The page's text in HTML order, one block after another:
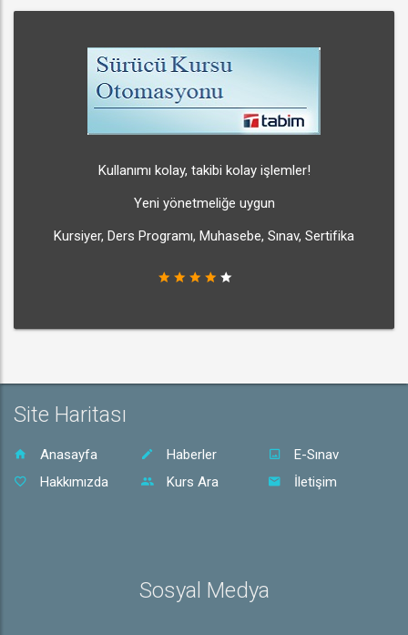
Kullanımı kolay, takibi kolay işlemler!
Yeni yönetmeliğe uygun
Kursiyer, Ders Programı, Muhasebe, Sınav, Sertifika
Site Haritası
Anasayfa Haberler
E-Sınav
Hakkımızda
Kurs Ara İletişim
Sosyal Medya